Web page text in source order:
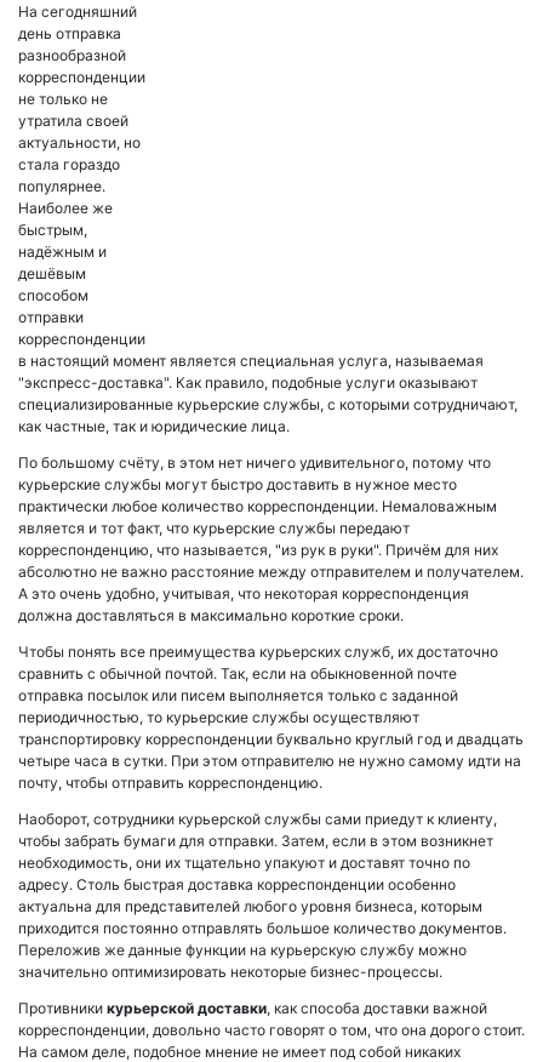
На сегодняшний
день отправка
разнообразной
корреспонденции
не только не
утратила своей
актуальности, но
стала гораздо
популярнее.
Наиболее же
быстрым,
надёжным и
дешёвым
способом
отправки
корреспонденции
в настоящий момент является специальная услуга, называемая
"экспресс-доставка". Как правило, подобные услуги оказывают
специализированные курьерские службы, с которыми сотрудничают,
как частные, так и юридические лица.
По большому счёту, в этом нет ничего удивительного, потому что
курьерские службы могут быстро доставить в нужное место
практически любое количество корреспонденции. Немаловажным
является и тот факт, что курьерские службы передают
корреспонденцию, что называется, "из рук в руки". Причём для них
абсолютно не важно расстояние между отправителем и получателем.
А это очень удобно, учитывая, что некоторая корреспонденция
должна доставляться в максимально короткие сроки.
Чтобы понять все преимущества курьерских служб, их достаточно
сравнить с обычной почтой. Так, если на обыкновенной почте
отправка посылок или писем выполняется только с заданной
периодичностью, то курьерские службы осуществляют
транспортировку корреспонденции буквально круглый год и двадцать
четыре часа в сутки. При этом отправителю не нужно самому идти на
почту, чтобы отправить корреспонденцию.
Наоборот, сотрудники курьерской службы сами приедут к клиенту,
чтобы забрать бумаги для отправки. Затем, если в этом возникнет
необходимость, они их тщательно упакуют и доставят точно по
адресу. Столь быстрая доставка корреспонденции особенно
актуальна для представителей любого уровня бизнеса, которым
приходится постоянно отправлять большое количество документов.
Переложив же данные функции на курьерскую службу можно
значительно оптимизировать некоторые бизнес-процессы.
Противники курьерской доставки, как способа доставки важной
корреспонденции, довольно часто говорят о том, что она дорого стоит.
На самом деле, подобное мнение не имеет под собой никаких